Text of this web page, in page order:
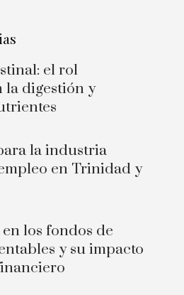
el rol
la digestión y
la industria
en Trinidad y
los fondos de
y su impacto